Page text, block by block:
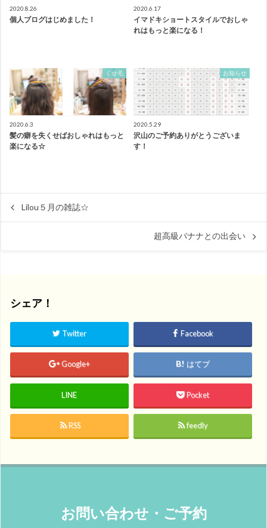
2020.8.26
個人ブログはじめました！
2020.6.17
イマドキショートスタイルでおしゃ
れはもっと楽になる！
くせ毛
2020.6.3
髪の癖を失くせばおしゃれはもっと
楽になる☆
お知らせ
2020.5.29
沢山のご予約ありがとうございま
す！
Lilou５月の雑誌☆
超高級バナナとの出会い
シェア！
Twitter Facebook
Google+ はてブ
LINE Pocket
RSS feedly
お問い合わせ・ご予約